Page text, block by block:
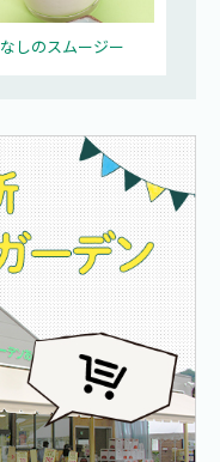
なしのスムージー